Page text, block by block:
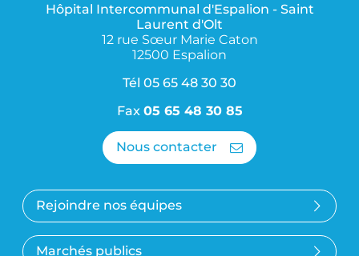
Hôpital Intercommunal d'Espalion - Saint
Laurent d'Olt
12 rue Sœur Marie Caton
12500 Espalion
Tél 05 65 48 30 30
Fax 05 65 48 30 85
Nous contacter
Rejoindre nos équipes
Marchés publics